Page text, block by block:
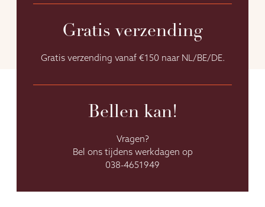
Gratis verzending
Gratis verzending vanaf €150 naar NL/BE/DE.
Bellen kan!
Vragen?
Bel ons tijdens werkdagen op
038-4651949